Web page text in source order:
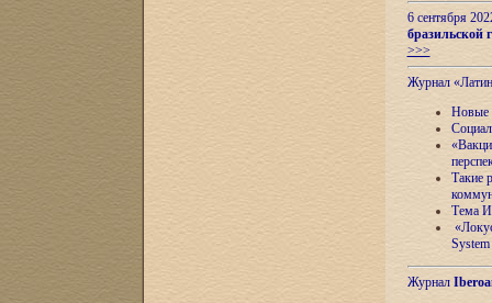
6 сентября
бразильской
>>>
Журнал
Новые
Такие
Тема
Журнал